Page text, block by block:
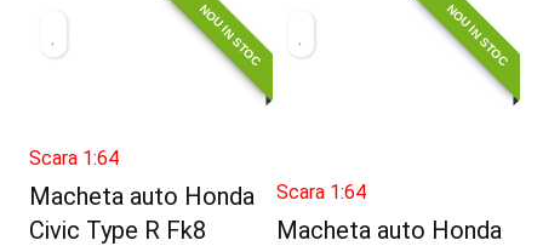
NOU IN STOC
Scara 1:64
Macheta auto Honda
Civic Type R Fk8
NOU IN STOC
Scara 1:64
Macheta auto Honda